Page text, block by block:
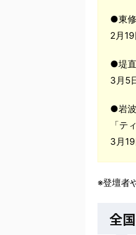
●東
2月
●堤
3月5
●岩
「テ
3月
※登壇者
全